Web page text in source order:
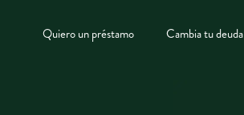
Quiero un préstamo Cambia tu deuda